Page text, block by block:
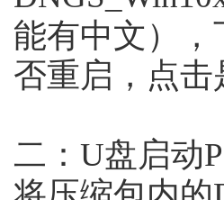
能有中文）
否重启，点
二：U盘启动